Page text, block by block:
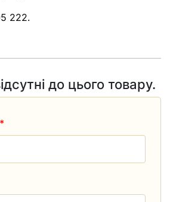
222.
до цього товару.
*